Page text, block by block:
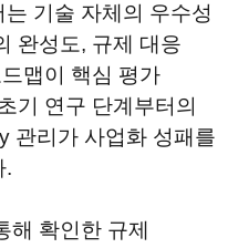
기술 자체의 우수성
완성도, 규제 대응
맵이 핵심 평가
기 연구 단계부터의
관리가 사업화 성패를
.
해 확인한 규제